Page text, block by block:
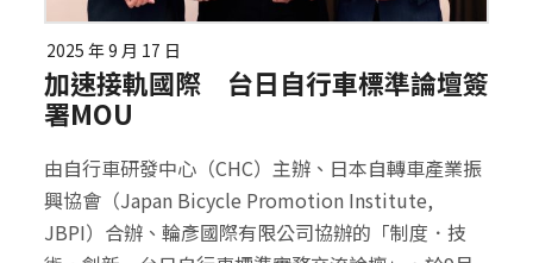
2025 年 9 月 17 日
加速接軌國際 台日自行車標準論壇簽
署MOU
由自行車研發中心（CHC）主辦、日本自轉車產業振
興協會（Japan Bicycle Promotion Institute,
JBPI）合辦、輪彥國際有限公司協辦的「制度．技